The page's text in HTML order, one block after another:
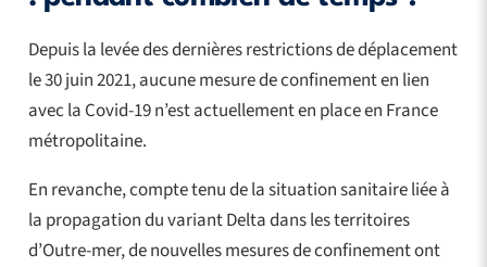
Depuis la levée des dernières restrictions de déplacement
le 30 juin 2021, aucune mesure de confinement en lien
avec la Covid-19 n’est actuellement en place en France
métropolitaine.
En revanche, compte tenu de la situation sanitaire liée à
la propagation du variant Delta dans les territoires
d’Outre-mer, de nouvelles mesures de confinement ont